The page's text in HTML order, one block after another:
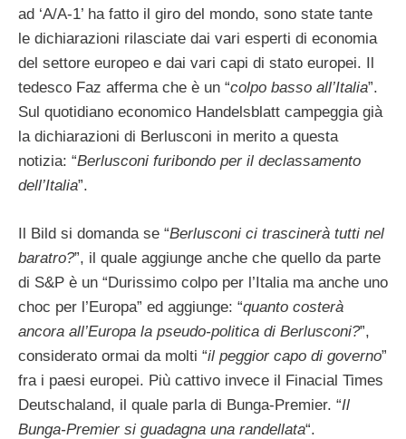
ad ‘A/A-1’ ha fatto il giro del mondo, sono state tante
le dichiarazioni rilasciate dai vari esperti di economia
del settore europeo e dai vari capi di stato europei. Il
tedesco Faz afferma che è un “colpo basso all’Italia”.
Sul quotidiano economico Handelsblatt campeggia già
la dichiarazioni di Berlusconi in merito a questa
notizia: “Berlusconi furibondo per il declassamento
dell’Italia”.
Il Bild si domanda se “Berlusconi ci trascinerà tutti nel
baratro?”, il quale aggiunge anche che quello da parte
di S&P è un “Durissimo colpo per l’Italia ma anche uno
choc per l’Europa” ed aggiunge: “quanto costerà
ancora all’Europa la pseudo-politica di Berlusconi?”,
considerato ormai da molti “il peggior capo di governo”
fra i paesi europei. Più cattivo invece il Finacial Times
Deutschaland, il quale parla di Bunga-Premier. “Il
Bunga-Premier si guadagna una randellata“.